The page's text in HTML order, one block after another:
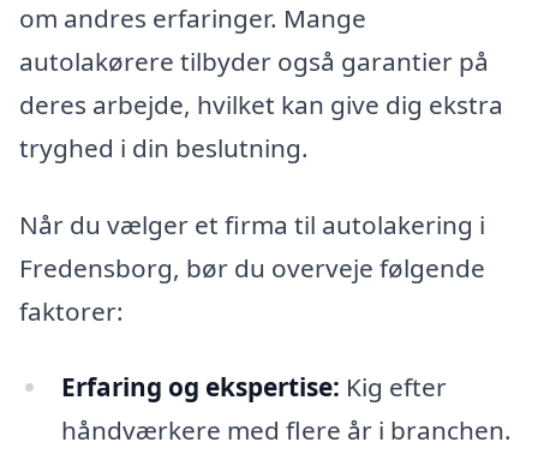
om andres erfaringer. Mange
autolakørere tilbyder også garantier på
deres arbejde, hvilket kan give dig ekstra
tryghed i din beslutning.
Når du vælger et firma til autolakering i
Fredensborg, bør du overveje følgende
faktorer:
Erfaring og ekspertise: Kig efter
håndværkere med flere år i branchen.